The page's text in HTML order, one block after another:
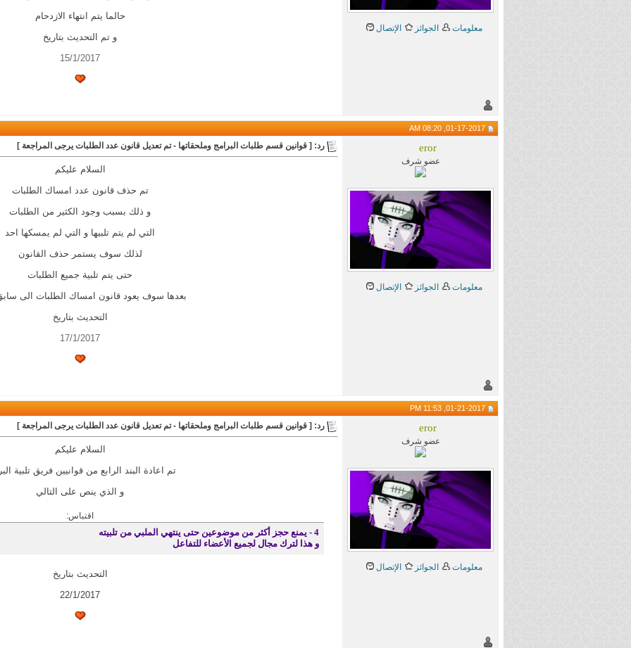
معلومات الجوائز الإتصال
حالما يتم انتهاء الازدحام
و تم التحديث بتاريخ
15/1/2017
eror
عضو شرف
معلومات الجوائز الإتصال
رد: [ قوانين قسم طلبات البرامج وملحقاتها - تم تعديل قانون عدد الطلبات يرجى المراجعة ]
السلام عليكم
تم حذف قانون عدد امساك الطلبات
و ذلك بسبب وجود الكثير من الطلبات
التي لم يتم تلبيها و التي لم يمسكها احد
لذلك سوف يستمر حذف القانون
حتى يتم تلبية جميع الطلبات
بعدها سوف يعود قانون امساك الطلبات الى
التحديث بتاريخ
17/1/2017
eror
عضو شرف
معلومات الجوائز الإتصال
رد: [ قوانين قسم طلبات البرامج وملحقاتها - تم تعديل قانون عدد الطلبات يرجى المراجعة ]
السلام عليكم
تم اعادة البند الرابع من قوانيين فريق تلبية
و الذي ينص على التالي
اقتباس:
4 - يمنع حجز أكثر من موضوعين حتى ينتهي الملبي من تلبيته
و هذا لترك مجال لجميع الأعضاء للتفاعل
التحديث بتاريخ
22/1/2017